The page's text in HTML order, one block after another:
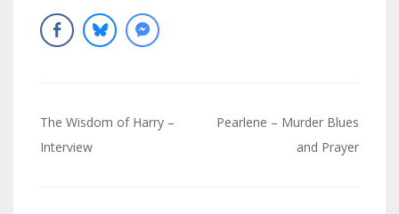
Navigation
de
The Wisdom of Harry –
Interview
Pearlene – Murder Blues
and Prayer